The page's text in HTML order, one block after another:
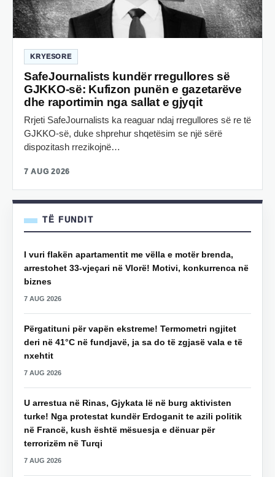
KRYESORE
SafeJournalists kundër rregullores së
GJKKO-së: Kufizon punën e gazetarëve
dhe raportimin nga sallat e gjyqit
Rrjeti SafeJournalists ka reaguar ndaj rregullores së re të
GJKKO-së, duke shprehur shqetësim se një sërë
dispozitash rrezikojnë…
7 AUG 2026
TË FUNDIT
I vuri flakën apartamentit me vëlla e motër brenda,
arrestohet 33-vjeçari në Vlorë! Motivi, konkurrenca në
biznes
7 AUG 2026
Përgatituni për vapën ekstreme! Termometri ngjitet
deri në 41°C në fundjavë, ja sa do të zgjasë vala e të
nxehtit
7 AUG 2026
U arrestua në Rinas, Gjykata lë në burg aktivisten
turke! Nga protestat kundër Erdoganit te azili politik
në Francë, kush është mësuesja e dënuar për
terrorizëm në Turqi
7 AUG 2026